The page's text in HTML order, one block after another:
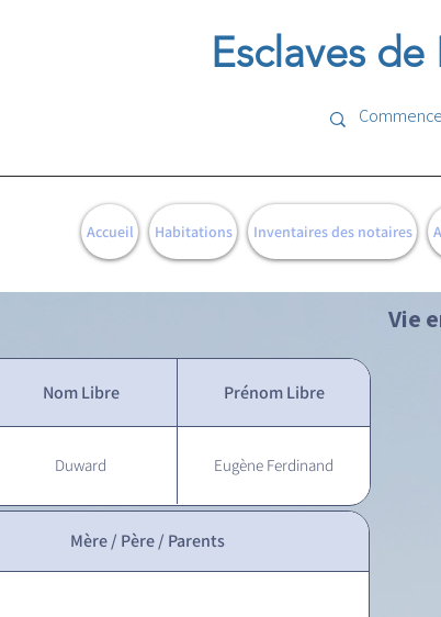
Esclaves
Accueil Habitations Inventaires des notaires
Vie
Nom Libre Prénom Libre
Duward Eugène Ferdinand
Mère / Père / Parents